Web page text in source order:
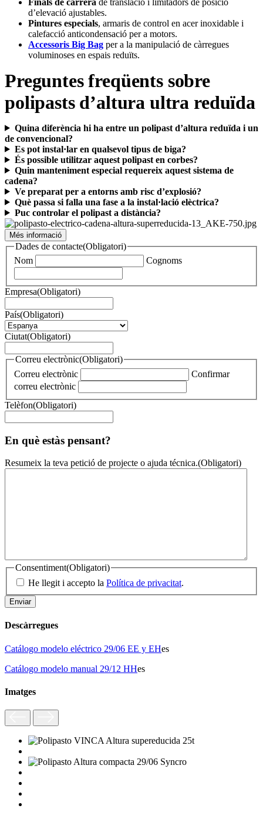
d’elevació ajustables.
Pintures especials, armaris de control en acer inoxidable i
calefacció anticondensació per a motors.
Accessoris Big Bag per a la manipulació de càrregues
voluminoses en espais reduïts.
Preguntes freqüents sobre
polipasts d’altura ultra reduïda
Quina diferència hi ha entre un polipast d’altura reduïda i un
de convencional?
Es pot instal·lar en qualsevol tipus de biga?
És possible utilitzar aquest polipast en corbes?
Quin manteniment especial requereix aquest sistema de
cadena?
Ve preparat per a entorns amb risc d’explosió?
Què passa si falla una fase a la instal·lació elèctrica?
Puc controlar el polipast a distància?
Més informació
Dades de contacte(Obligatori)
Nom
Cognoms
Empresa(Obligatori)
País(Obligatori)
Ciutat(Obligatori)
Correu electrònic(Obligatori)
Correu electrònic
Confirmar
correu electrònic
Telèfon(Obligatori)
En què estàs pensant?
Resumeix la teva petició de projecte o ajuda técnica.(Obligatori)
Consentiment(Obligatori)
He llegit i accepto la Política de privacitat.
Descàrregues
Catálogo modelo eléctrico 29/06 EE y EHes
Catálogo modelo manual 29/12 HHes
Imatges